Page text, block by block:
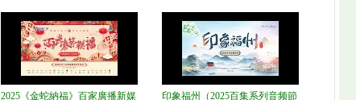
2025《金蛇納福》百家廣播新媒 印象福州（2025百集系列音频節